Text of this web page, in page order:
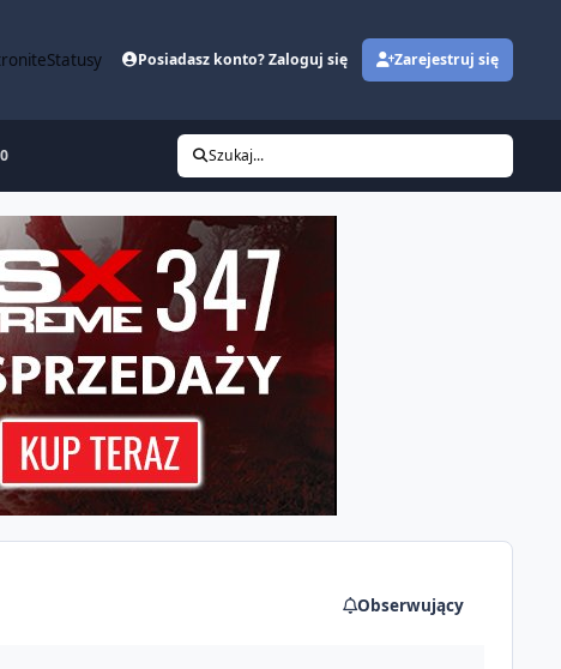
Statusy Posiadasz konto? Zaloguj się Zarejestruj się
Szukaj...
Obserwujący